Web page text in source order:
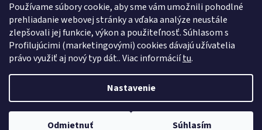
Používame súbory cookie, aby sme vám umožnili pohodlné
prehliadanie webovej stránky a vďaka analýze neustále
zlepšovali jej funkcie, výkon a použiteľnosť. Súhlasom s
Profilujúcimi (marketingovými) cookies dávajú užívatelia
právo využiť aj nový typ dát.. Viac informáciítu.
Nastavenie
Odmietnuť Súhlasím
Copyright 2026Athea.sk. Všetky práva vyhradené.Upraviť